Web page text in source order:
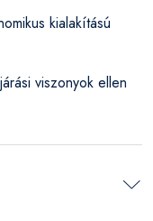
kialakítású
viszonyok ellen